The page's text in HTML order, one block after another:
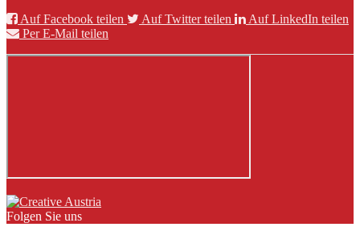
Auf Facebook teilen
Auf Twitter teilen
Auf LinkedIn teilen
Per E-Mail teilen
Folgen Sie uns